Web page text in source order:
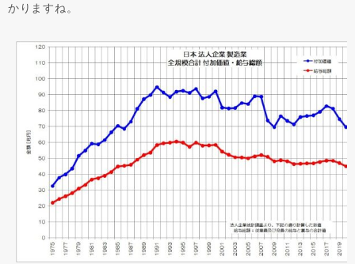
かりますね。